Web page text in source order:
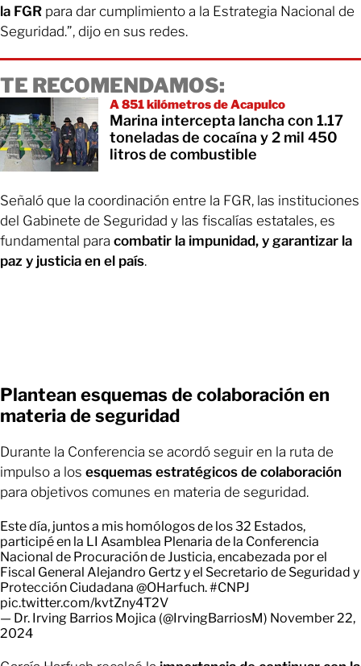
la FGR para dar cumplimiento a la Estrategia Nacional de
Seguridad.”, dijo en sus redes.
TE RECOMENDAMOS:
A 851 kilómetros de Acapulco
Marina intercepta lancha con 1.17
toneladas de cocaína y 2 mil 450
litros de combustible
Señaló que la coordinación entre la FGR, las instituciones
del Gabinete de Seguridad y las fiscalías estatales, es
fundamental para combatir la impunidad, y garantizar la
paz y justicia en el país.
Plantean esquemas de colaboración en
materia de seguridad
Durante la Conferencia se acordó seguir en la ruta de
impulso a los esquemas estratégicos de colaboración
para objetivos comunes en materia de seguridad.
Este día, juntos a mis homólogos de los 32 Estados,
participé en la LI Asamblea Plenaria de la Conferencia
Nacional de Procuración de Justicia, encabezada por el
Fiscal General Alejandro Gertz y el Secretario de Seguridad y
Protección Ciudadana @OHarfuch.#CNPJ
pic.twitter.com/kvtZny4T2V
— Dr. Irving Barrios Mojica (@IrvingBarriosM) November 22,
2024